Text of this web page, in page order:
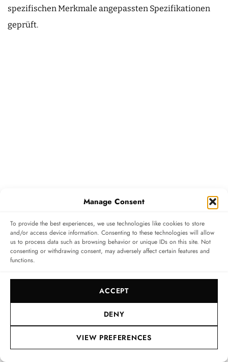
Manage Consent
To provide the best experiences, we use technologies like cookies to store
and/or access device information. Consenting to these technologies will allow
us to process data such as browsing behavior or unique IDs on this site. Not
consenting or withdrawing consent, may adversely affect certain features and
functions.
ACCEPT
DENY
VIEW PREFERENCES
spezifischen Merkmale angepassten Spezifikationen
geprüft.
Das gesamte Prüfverfahren ist standardisiert und
umfasst statische Uhrwerkstests in fünf Positionen und
bei drei Temperaturen (8 °C, 23 °C, 38 °C). Anschließend
werden die Uhrwerke täglich erneut überprüft, um